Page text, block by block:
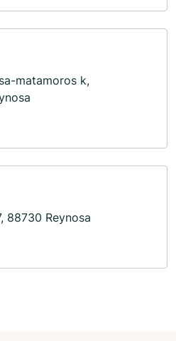
matamoros k,
88730 Reynosa